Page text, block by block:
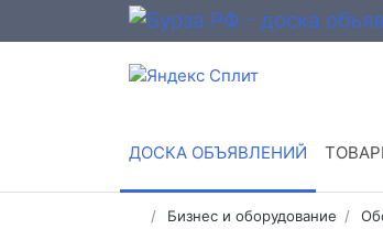
ДОСКА ОБЪЯВЛЕНИЙ
Бизнес и оборудование